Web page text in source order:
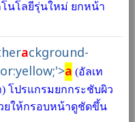
โนโลยีรุ่นใหม่ ยกหน้า
ackground-
a (อัลเท
) โปรแกรมยกกระชับผิว
ยให้กรอบหน้าดูชัดขึ้น